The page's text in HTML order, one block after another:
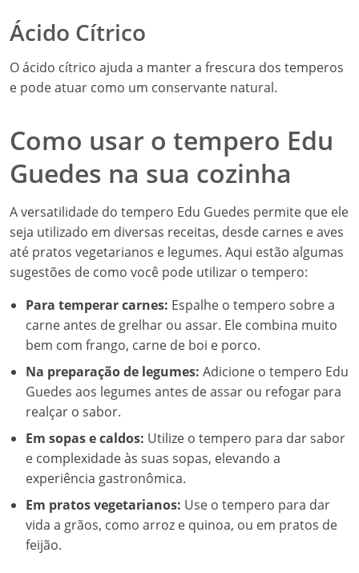
Ácido Cítrico
O ácido cítrico ajuda a manter a frescura dos temperos
e pode atuar como um conservante natural.
Como usar o tempero Edu
Guedes na sua cozinha
A versatilidade do tempero Edu Guedes permite que ele
seja utilizado em diversas receitas, desde carnes e aves
até pratos vegetarianos e legumes. Aqui estão algumas
sugestões de como você pode utilizar o tempero:
Para temperar carnes: Espalhe o tempero sobre a
carne antes de grelhar ou assar. Ele combina muito
bem com frango, carne de boi e porco.
Na preparação de legumes: Adicione o tempero Edu
Guedes aos legumes antes de assar ou refogar para
realçar o sabor.
Em sopas e caldos: Utilize o tempero para dar sabor
e complexidade às suas sopas, elevando a
experiência gastronômica.
Em pratos vegetarianos: Use o tempero para dar
vida a grãos, como arroz e quinoa, ou em pratos de
feijão.